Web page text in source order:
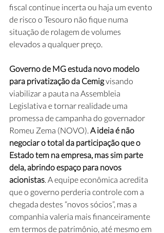
fiscal continue incerta ou haja um evento
de risco o Tesouro não fique numa
situação de rolagem de volumes
elevados a qualquer preço.
Governo de MG estuda novo modelo
para privatização da Cemig visando
viabilizar a pauta na Assembleia
Legislativa e tornar realidade uma
promessa de campanha do governador
Romeu Zema (NOVO). A ideia é não
negociar o total da participação que o
Estado tem na empresa, mas sim parte
dela, abrindo espaço para novos
acionistas. A equipe econômica acredita
que o governo perderia controle com a
chegada destes “novos sócios”, mas a
companhia valeria mais financeiramente
em termos de patrimônio, até mesmo em